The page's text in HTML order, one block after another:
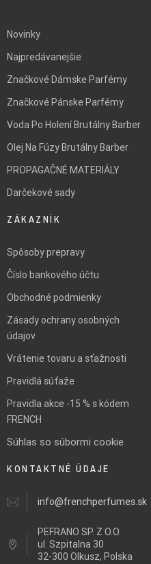
Novinky
Najpredávanejšie
Značkové Dámske Parfémy
Značkové Pánske Parfémy
Voda Po Holení Brutálny Barber
Olej Na Fúzy Brutálny Barber
PROPAGAČNÉ MATERIÁLY
Darčekové sady
ZÁKAZNÍK
Spôsoby prepravy
Číslo bankového účtu
Obchodné podmienky
Zásady ochrany osobných
údajov
Vrátenie tovaru a sťažnosti
Pravidlá súťaže
Pravidla akce -15 % s kódem
FRENCH
Súhlas so súbormi cookie
KONTAKTNÉ ÚDAJE
info@frenchperfumes.sk
PEFRANO SP. Z O.O.
ul. Szpitalna 30
32-300 Olkusz, Polska